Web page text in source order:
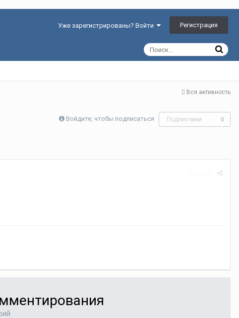
Уже зарегистрированы? Войти Регистрация
Вся активность
Войдите, чтобы подписаться Подписчики 0